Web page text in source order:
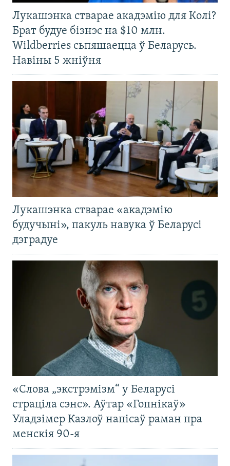
Лукашэнка стварае акадэмію для Колі?
Брат будуе бізнэс на $10 млн.
Wildberries сьпяшаецца ў Беларусь.
Навіны 5 жніўня
Лукашэнка стварае «акадэмію
будучыні», пакуль навука ў Беларусі
дэградуе
«Слова „экстрэмізм“ у Беларусі
страціла сэнс». Аўтар «Гопнікаў»
Уладзімер Казлоў напісаў раман пра
менскія 90-я